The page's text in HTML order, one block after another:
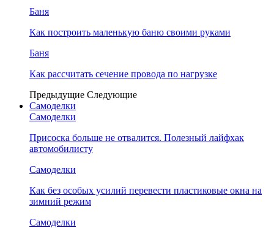
Баня
Как построить маленькую баню своими руками
Баня
Как рассчитать сечение провода по нагрузке
Предыдущие Следующие
Самоделки
Самоделки
Присоска больше не отвалится. Полезный лайфхак
автомобилисту
Самоделки
Как без особых усилий перевести пластиковые окна на
зимний режим
Самоделки